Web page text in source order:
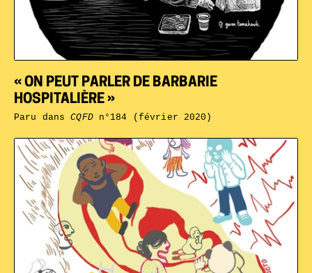
« ON PEUT PARLER DE BARBARIE
HOSPITALIÈRE »
Paru dansCQFDn°184 (février 2020)